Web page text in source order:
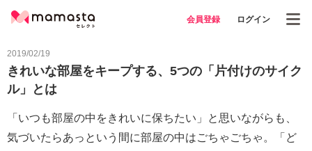
会員登録 ログイン
2019/02/19
きれいな部屋をキープする、5つの「片付けのサイク
ル」とは
「いつも部屋の中をきれいに保ちたい」と思いながらも、
気づいたらあっという間に部屋の中はごちゃごちゃ。「ど